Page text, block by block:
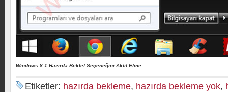
Windows 8.1 Hazırda Beklet Seçeneğini Aktif Etme
Etiketler: hazırda bekleme, hazırda bekleme yok,